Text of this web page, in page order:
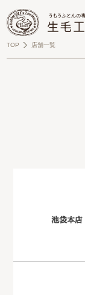
TOP 店舗一覧
池袋本店